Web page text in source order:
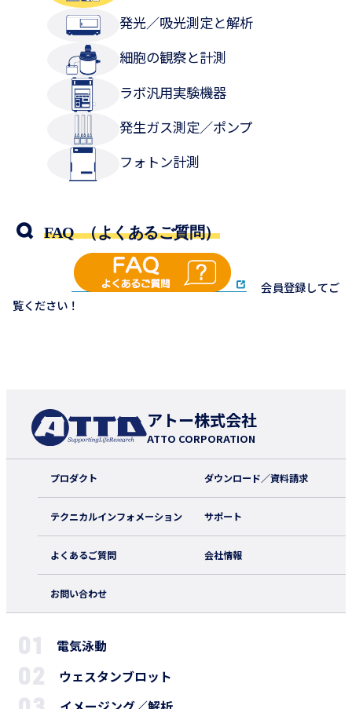
発光／吸光測定と解析
細胞の観察と計測
ラボ汎用実験機器
発生ガス測定／ポンプ
フォトン計測
FAQ （よくあるご質問）
会員登録してご
覧ください！
アトー株式会社
ATTO CORPORATION
プロダクト ダウンロード／資料請求
テクニカルインフォメーション サポート
よくあるご質問 会社情報
お問い合わせ
電気泳動
ウェスタンブロット